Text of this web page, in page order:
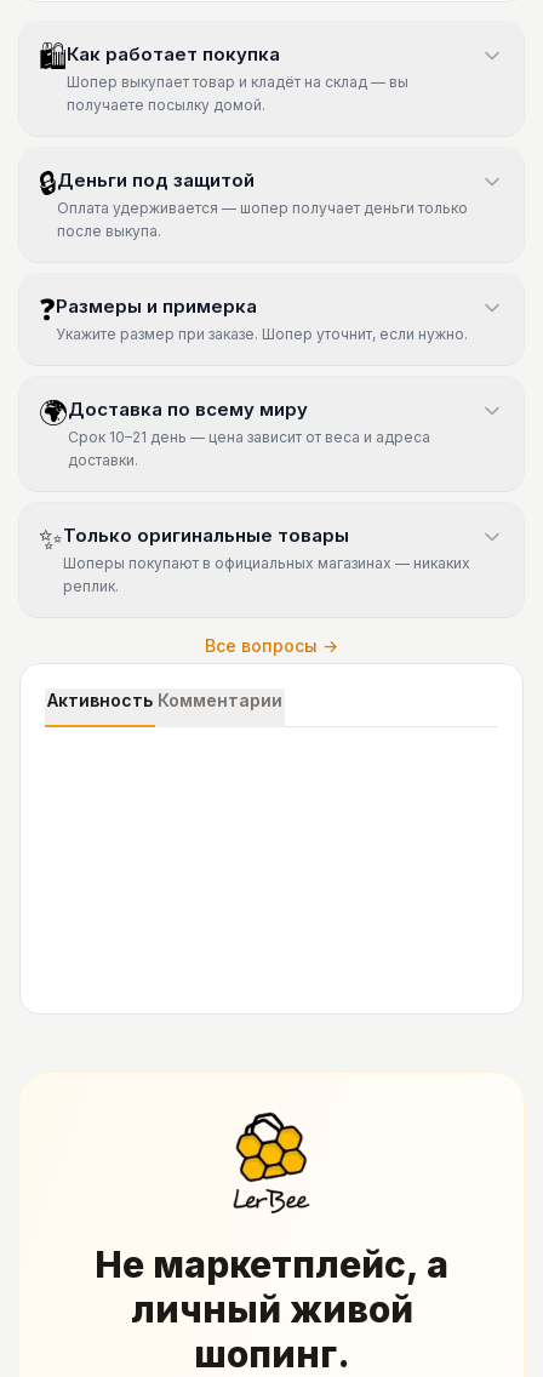
🛍Как работает покупка
Шопер выкупает товар и кладёт на склад — вы
получаете посылку домой.
🔒Деньги под защитой
Оплата удерживается — шопер получает деньги только
после выкупа.
❓Размеры и примерка
Укажите размер при заказе. Шопер уточнит, если нужно.
🌍Доставка по всему миру
Срок 10–21 день — цена зависит от веса и адреса
доставки.
✨Только оригинальные товары
Шоперы покупают в официальных магазинах — никаких
реплик.
Все вопросы →
Активность Комментарии
Не маркетплейс, а
личный живой
шопинг.